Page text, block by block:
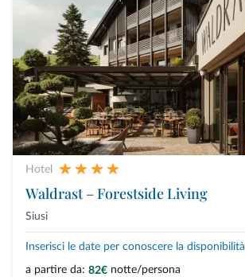
Hotel
Waldrast – Forestside Living
Siusi
Inserisci le date per conoscere la disponibilità
a partire da: 82€ notte/persona